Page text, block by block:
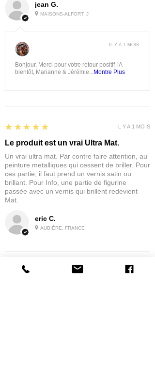
jean G.
MAISONS-ALFORT, J
:
Bonjour, Merci pour votre retour positif ! A
bientôt, Marianne & Jérémie...Montre Plus
IL Y A 1 MOIS
eric C.
AUBIÈRE, FRANCE
5
★★★★★
Le produit est un vrai Ultra Mat.
Un vrai ultra mat. Par contre faire attention, au
peinture metalliques qui cessent de briller. Pour
ces partie, il faut prend un vernis satin ou
brillant. Pour Info, une partie de figurine
passée avec un vernis qui brillent redevient
Mat.
IL Y A 1 MOIS
★★★★★ IL Y A 1 MOIS